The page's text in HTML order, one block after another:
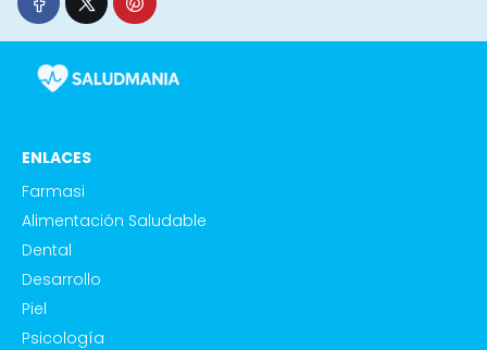
ENLACES
Farmasi
Alimentación Saludable
Dental
Desarrollo
Piel
Psicología